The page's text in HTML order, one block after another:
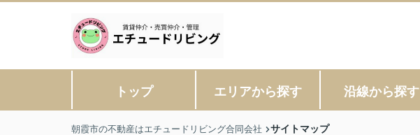
トップ エリアから探す 沿線から探す
朝霞市の不動産はエチュードリビング合同会社 サイトマップ